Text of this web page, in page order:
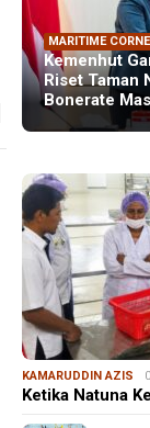
MARITIME
Kemenhut
Riset Taman
Bonerate
KAMARUDDIN AZIS
Ketika Natuna